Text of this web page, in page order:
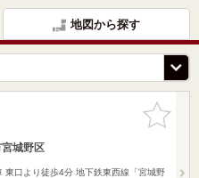
地図から探す
お気に入
りに追加
城野区
東口より徒歩4分 地下鉄東西線「宮城野